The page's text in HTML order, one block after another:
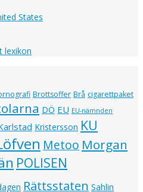
States
lexikon
Brottsoffer Brå cigarettpaket
DÖ EU EU-nämnden
Kristersson KU
Metoo Morgan
POLISEN
Rättsstaten Sahlin